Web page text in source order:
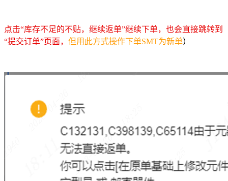
点击“库存不足的不贴，继续返单”继续下单，也会直接跳转到
“提交订单”页面， 但用此方式操作下单SMT为新单）